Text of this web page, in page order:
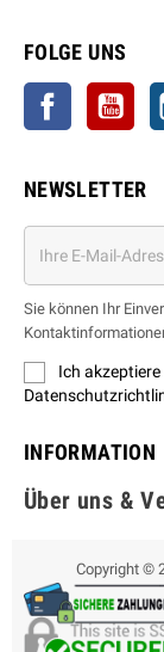
FOLGE UNS
Facebook
NEWSLETTER
Sie können Ihr
Ich
INFORMATION
Über uns &
Copyright ©